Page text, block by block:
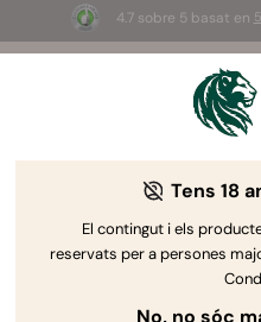
4.7 sobre 5 basat en
Summer
de descuento!
The
Tens 18
El contingut i els
reservats per a persones
No, no sóc